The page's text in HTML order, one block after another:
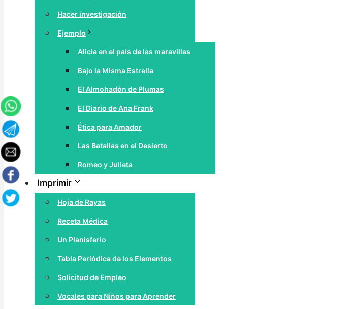
Hacer investigación
Ejemplo
Alicia en el país de las maravillas
Bajo la Misma Estrella
El Almohadón de Plumas
El Diario de Ana Frank
Ética para Amador
Las Batallas en el Desierto
Romeo y Julieta
Imprimir
Hoja de Rayas
Receta Médica
Un Planisferio
Tabla Periódica de los Elementos
Solicitud de Empleo
Vocales para Niños para Aprender